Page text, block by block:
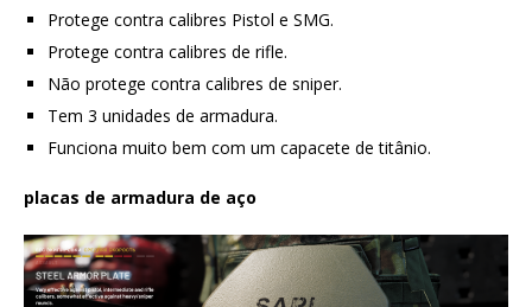
Protege contra calibres Pistol e SMG.
Protege contra calibres de rifle.
Não protege contra calibres de sniper.
Tem 3 unidades de armadura.
Funciona muito bem com um capacete de titânio.
placas de armadura de aço